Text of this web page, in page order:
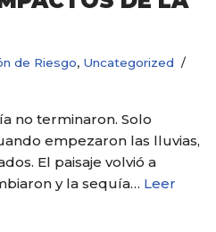
de Riesgo, Uncategorized
no terminaron. Solo
empezaron las lluvias,
El paisaje volvió a
y la sequía… Leer